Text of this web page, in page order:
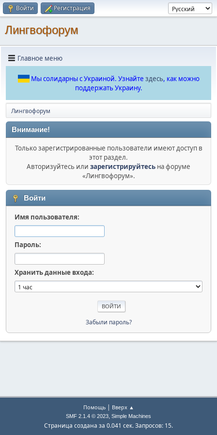
Войти Регистрация
Лингвофорум
Главное меню
Мы солидарны с Украиной. Узнайте здесь, как можно
поддержать Украину.
Лингвофорум
Внимание!
Только зарегистрированные пользователи имеют доступ в
этот раздел.
Авторизуйтесь или зарегистрируйтесь на форуме
«Лингвофорум».
Войти
Имя пользователя:
Пароль:
Хранить данные входа:
Забыли пароль?
Помощь| Вверх ▲
SMF 2.1.4 © 2023, Simple Machines
Страница создана за 0.041 сек. Запросов: 15.